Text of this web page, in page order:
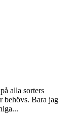
alla sorters
behövs. Bara jag